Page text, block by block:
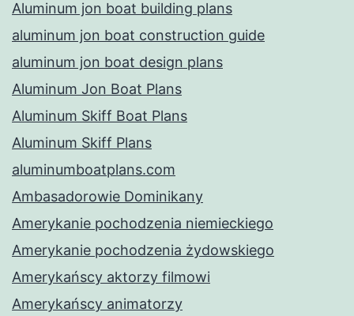
Aluminum jon boat building plans
aluminum jon boat construction guide
aluminum jon boat design plans
Aluminum Jon Boat Plans
Aluminum Skiff Boat Plans
Aluminum Skiff Plans
aluminumboatplans.com
Ambasadorowie Dominikany
Amerykanie pochodzenia niemieckiego
Amerykanie pochodzenia żydowskiego
Amerykańscy aktorzy filmowi
Amerykańscy animatorzy